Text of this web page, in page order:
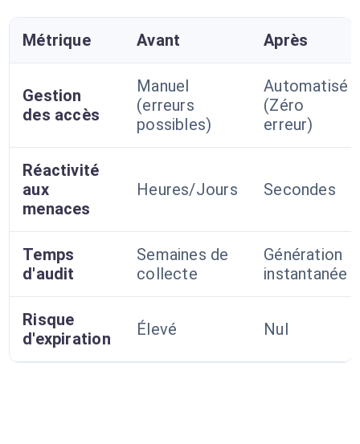
Métrique Avant Après
Gestion
des accès
Manuel
(erreurs
possibles)
Automatisé
(Zéro
erreur)
Réactivité
aux
menaces
Heures/Jours Secondes
Temps
d'audit
Semaines de
collecte
Génération
instantanée
Risque
d'expiration
Élevé Nul